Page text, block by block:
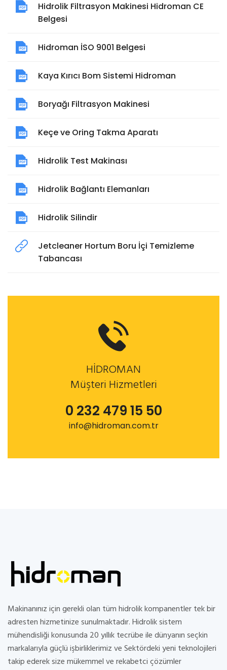
Hidrolik Filtrasyon Makinesi Hidroman CE
Belgesi
Hidroman İSO 9001 Belgesi
Kaya Kırıcı Bom Sistemi Hidroman
Boryağı Filtrasyon Makinesi
Keçe ve Oring Takma Aparatı
Hidrolik Test Makinası
Hidrolik Bağlantı Elemanları
Hidrolik Silindir
Jetcleaner Hortum Boru İçi Temizleme
Tabancası
HİDROMAN
Müşteri Hizmetleri
0 232 479 15 50
info@hidroman.com.tr
Makinanınız için gerekli olan tüm hidrolik kompanentler tek bir
adresten hizmetinize sunulmaktadır. Hidrolik sistem
mühendisliği konusunda 20 yıllık tecrübe ile dünyanın seçkin
markalarıyla güçlü işbirliklerimiz ve Sektördeki yeni teknolojileri
takip ederek size mükemmel ve rekabetci çözümler